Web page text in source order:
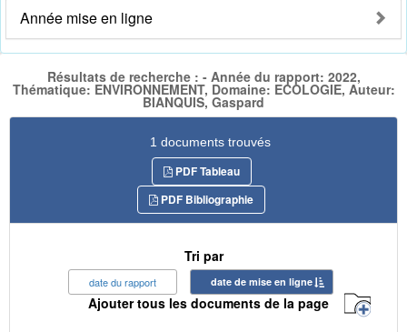
Année mise en ligne
Résultats de recherche : - Année du rapport: 2022,
Thématique: ENVIRONNEMENT, Domaine: ECOLOGIE, Auteur:
BIANQUIS, Gaspard
1 documents trouvés
PDF Tableau
PDF Bibliographie
Tri par
date du rapport date de mise en ligne
Ajouter tous les documents de la page